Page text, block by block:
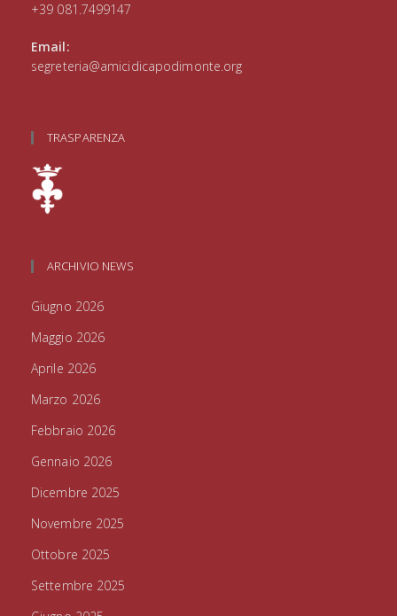
+39 081.7499147
Email:
segreteria@amicidicapodimonte.org
TRASPARENZA
ARCHIVIO NEWS
Giugno 2026
Maggio 2026
Aprile 2026
Marzo 2026
Febbraio 2026
Gennaio 2026
Dicembre 2025
Novembre 2025
Ottobre 2025
Settembre 2025